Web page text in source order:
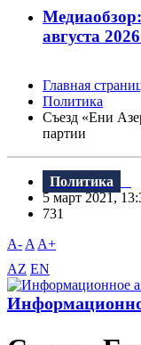
августа
Главная
Политика
Съезд «Ени
партии
Политика
5 март 2021,
731
A- A A+
AZ EN